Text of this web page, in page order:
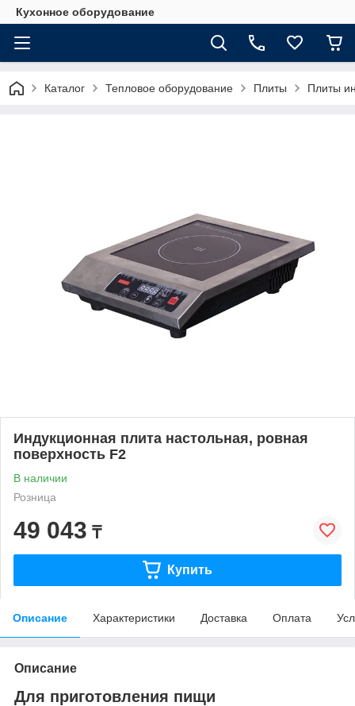
Кухонное оборудование
Каталог Тепловое оборудование Плиты Плиты
Индукционная плита настольная, ровная
поверхность F2
В наличии
Розница
49 043 ₸
Купить
Описание Характеристики Доставка Оплата
Описание
Для приготовления пищи